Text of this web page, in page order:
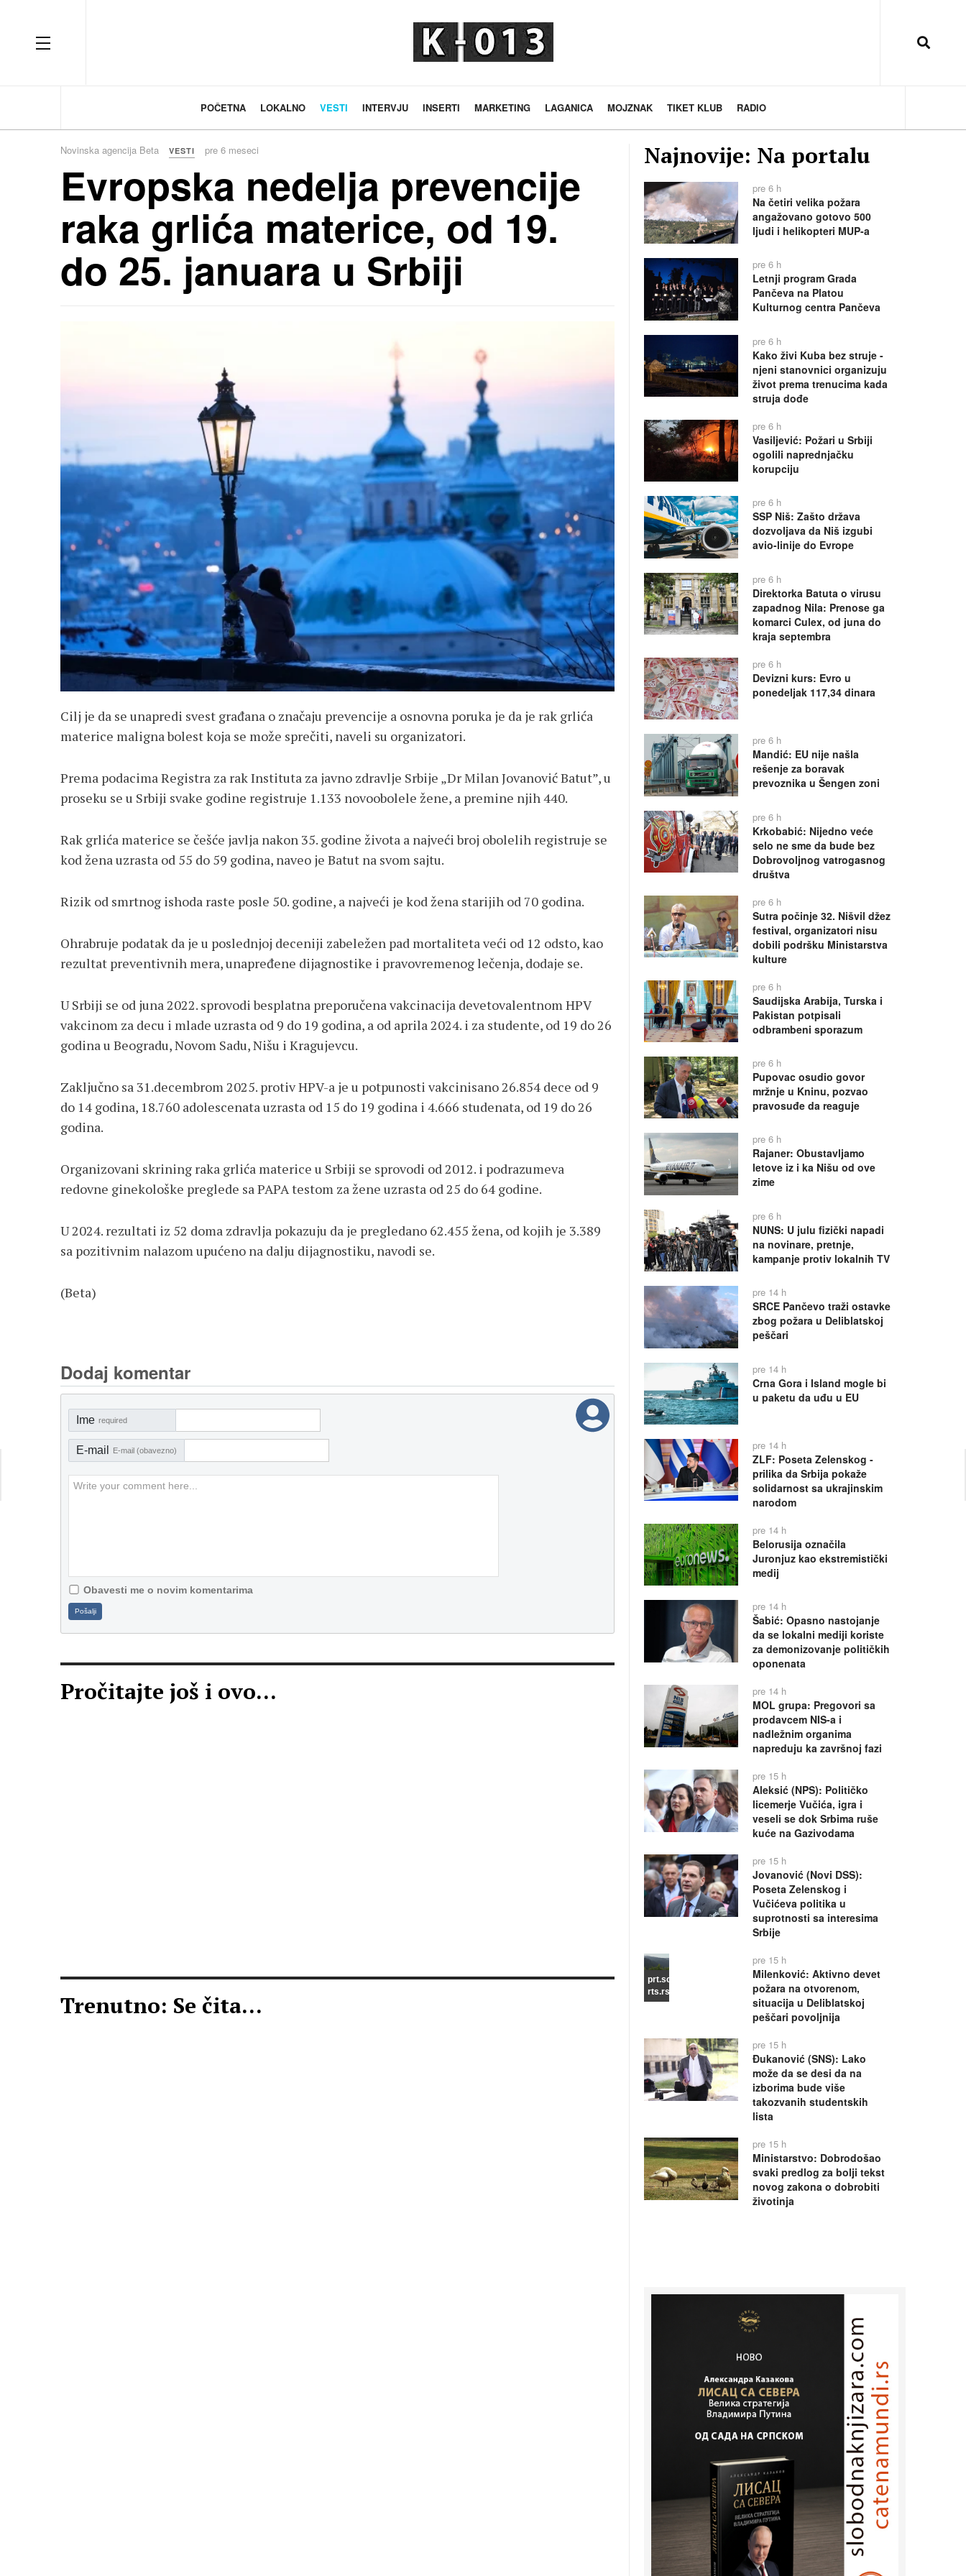
OFF CANVAS
POČETNA LOKALNO VESTI INTERVJU INSERTI MARKETING LAGANICA MOJZNAK TIKET KLUB RADIO
Novinska agencija Beta VESTI pre 6 meseci
Evropska nedelja prevencije
raka grlića materice, od 19.
do 25. januara u Srbiji
Cilj je da se unapredi svest građana o značaju prevencije a osnovna poruka je da je rak grlića
materice maligna bolest koja se može sprečiti, naveli su organizatori.
Prema podacima Registra za rak Instituta za javno zdravlje Srbije „Dr Milan Jovanović Batut”, u
proseku se u Srbiji svake godine registruje 1.133 novoobolele žene, a premine njih 440.
Rak grlića materice se češće javlja nakon 35. godine života a najveći broj obolelih registruje se
kod žena uzrasta od 55 do 59 godina, naveo je Batut na svom sajtu.
Rizik od smrtnog ishoda raste posle 50. godine, a najveći je kod žena starijih od 70 godina.
Ohrabruje podatak da je u poslednjoj deceniji zabeležen pad mortaliteta veći od 12 odsto, kao
rezultat preventivnih mera, unapređene dijagnostike i pravovremenog lečenja, dodaje se.
U Srbiji se od juna 2022. sprovodi besplatna preporučena vakcinacija devetovalentnom HPV
vakcinom za decu i mlade uzrasta od 9 do 19 godina, a od aprila 2024. i za studente, od 19 do 26
godina u Beogradu, Novom Sadu, Nišu i Kragujevcu.
Zaključno sa 31.decembrom 2025. protiv HPV-a je u potpunosti vakcinisano 26.854 dece od 9
do 14 godina, 18.760 adolescenata uzrasta od 15 do 19 godina i 4.666 studenata, od 19 do 26
godina.
Organizovani skrining raka grlića materice u Srbiji se sprovodi od 2012. i podrazumeva
redovne ginekološke preglede sa PAPA testom za žene uzrasta od 25 do 64 godine.
U 2024. rezultati iz 52 doma zdravlja pokazuju da je pregledano 62.455 žena, od kojih je 3.389
sa pozitivnim nalazom upućeno na dalju dijagnostiku, navodi se.
(Beta)
Dodaj komentar
Ime required
E-mail E-mail (obavezno)
Obavesti me o novim komentarima
Pošalji
Pročitajte još i ovo...
Trenutno: Se čita...
Najnovije: Na portalu
pre 6 h
Na četiri velika požara
angažovano gotovo 500
ljudi i helikopteri MUP-a
pre 6 h
Letnji program Grada
Pančeva na Platou
Kulturnog centra Pančeva
pre 6 h
Kako živi Kuba bez struje -
njeni stanovnici organizuju
život prema trenucima kada
struja dođe
pre 6 h
Vasiljević: Požari u Srbiji
ogolili naprednjačku
korupciju
pre 6 h
SSP Niš: Zašto država
dozvoljava da Niš izgubi
avio-linije do Evrope
pre 6 h
Direktorka Batuta o virusu
zapadnog Nila: Prenose ga
komarci Culex, od juna do
kraja septembra
pre 6 h
Devizni kurs: Evro u
ponedeljak 117,34 dinara
pre 6 h
Mandić: EU nije našla
rešenje za boravak
prevoznika u Šengen zoni
pre 6 h
Krkobabić: Nijedno veće
selo ne sme da bude bez
Dobrovoljnog vatrogasnog
društva
pre 6 h
Sutra počinje 32. Nišvil džez
festival, organizatori nisu
dobili podršku Ministarstva
kulture
pre 6 h
Saudijska Arabija, Turska i
Pakistan potpisali
odbrambeni sporazum
pre 6 h
Pupovac osudio govor
mržnje u Kninu, pozvao
pravosuđe da reaguje
pre 6 h
Rajaner: Obustavljamo
letove iz i ka Nišu od ove
zime
pre 6 h
NUNS: U julu fizički napadi
na novinare, pretnje,
kampanje protiv lokalnih TV
pre 14 h
SRCE Pančevo traži ostavke
zbog požara u Deliblatskoj
peščari
pre 14 h
Crna Gora i Island mogle bi
u paketu da uđu u EU
pre 14 h
ZLF: Poseta Zelenskog -
prilika da Srbija pokaže
solidarnost sa ukrajinskim
narodom
pre 14 h
Belorusija označila
Juronjuz kao ekstremistički
medij
pre 14 h
Šabić: Opasno nastojanje
da se lokalni mediji koriste
za demonizovanje političkih
oponenata
pre 14 h
MOL grupa: Pregovori sa
prodavcem NIS-a i
nadležnim organima
napreduju ka završnoj fazi
pre 15 h
Aleksić (NPS): Političko
licemerje Vučića, igra i
veseli se dok Srbima ruše
kuće na Gazivodama
pre 15 h
Jovanović (Novi DSS):
Poseta Zelenskog i
Vučićeva politika u
suprotnosti sa interesima
Srbije
prt.scr
rts.rs
pre 15 h
Milenković: Aktivno devet
požara na otvorenom,
situacija u Deliblatskoj
peščari povoljnija
pre 15 h
Đukanović (SNS): Lako
može da se desi da na
izborima bude više
takozvanih studentskih
lista
pre 15 h
Ministarstvo: Dobrodošao
svaki predlog za bolji tekst
novog zakona o dobrobiti
životinja